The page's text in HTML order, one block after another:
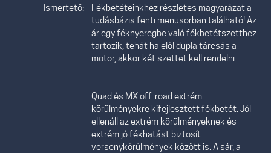
Ismertető:
Fékbetéteinkhez részletes magyarázat a
tudásbázis fenti menüsorban található! Az
ár egy féknyeregbe való fékbetétszetthez
tartozik, tehát ha elöl dupla tárcsás a
motor, akkor két szettet kell rendelni.
Quad és MX off-road extrém
körülményekre kifejlesztett fékbetét. Jól
ellenáll az extrém körülményeknek és
extrém jó fékhatást biztosít
versenykörülmények között is. A sár, a